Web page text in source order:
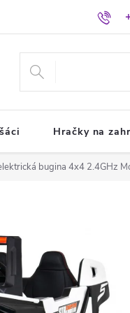
Hračky na
bugina 4x4 2.4GHz